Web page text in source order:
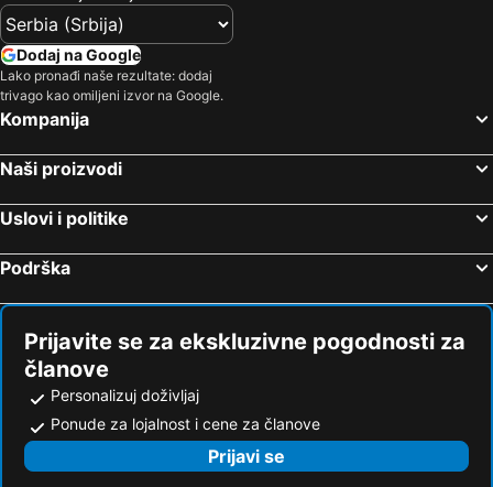
Dodaj na Google
Lako pronađi naše rezultate: dodaj
trivago kao omiljeni izvor na Google.
Kompanija
Naši proizvodi
Uslovi i politike
Podrška
Prijavite se za ekskluzivne pogodnosti za
članove
Personalizuj doživljaj
Ponude za lojalnost i cene za članove
Prijavi se